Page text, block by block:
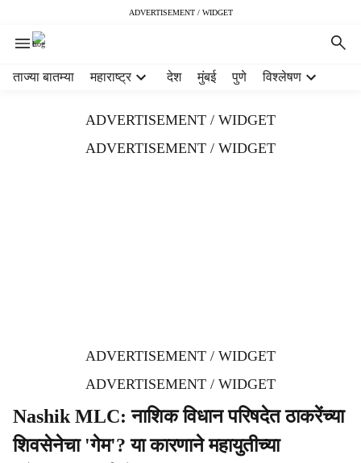
ADVERTISEMENT / WIDGET
ताज्या बातम्या महाराष्ट्र देश मुंबई पुणे विश्लेषण
ADVERTISEMENT / WIDGET
ADVERTISEMENT / WIDGET
ADVERTISEMENT / WIDGET
ADVERTISEMENT / WIDGET
Nashik MLC: नाशिक विधान परिषदेत ठाकरेंच्या
शिवसेनेचा 'गेम'? या कारणाने महायुतीच्या